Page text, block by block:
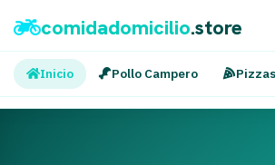
comidadomicilio.store
Inicio Pollo Campero Pizzas